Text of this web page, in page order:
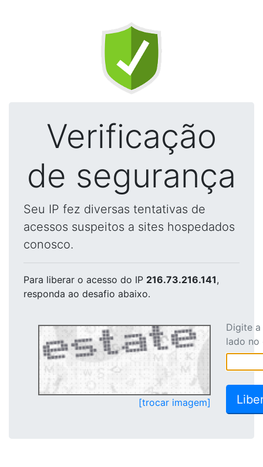
Verificação
de segurança
Seu IP fez diversas tentativas de
acessos suspeitos a sites hospedados
conosco.
Para liberar o acesso do IP 216.73.216.141,
responda ao desafio abaixo.
[trocar imagem]
Digite
lado no